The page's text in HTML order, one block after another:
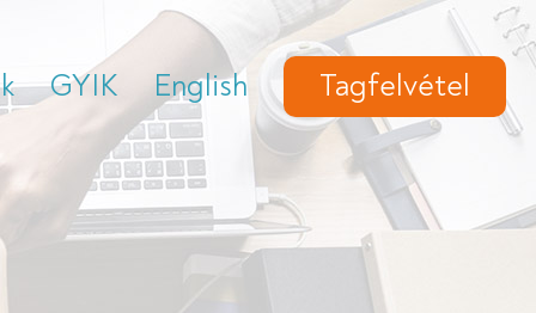
GYIK English Tagfelvétel